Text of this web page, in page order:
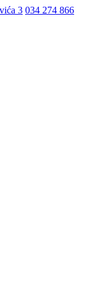
3 034 274 866